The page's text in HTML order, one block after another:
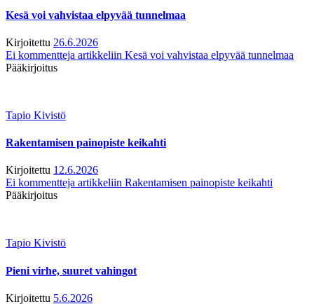
Kesä voi vahvistaa elpyvää tunnelmaa
Kirjoitettu 26.6.2026
Ei kommentteja artikkeliin Kesä voi vahvistaa elpyvää tunnelmaa
Pääkirjoitus
Tapio Kivistö
Rakentamisen painopiste keikahti
Kirjoitettu 12.6.2026
Ei kommentteja artikkeliin Rakentamisen painopiste keikahti
Pääkirjoitus
Tapio Kivistö
Pieni virhe, suuret vahingot
Kirjoitettu 5.6.2026